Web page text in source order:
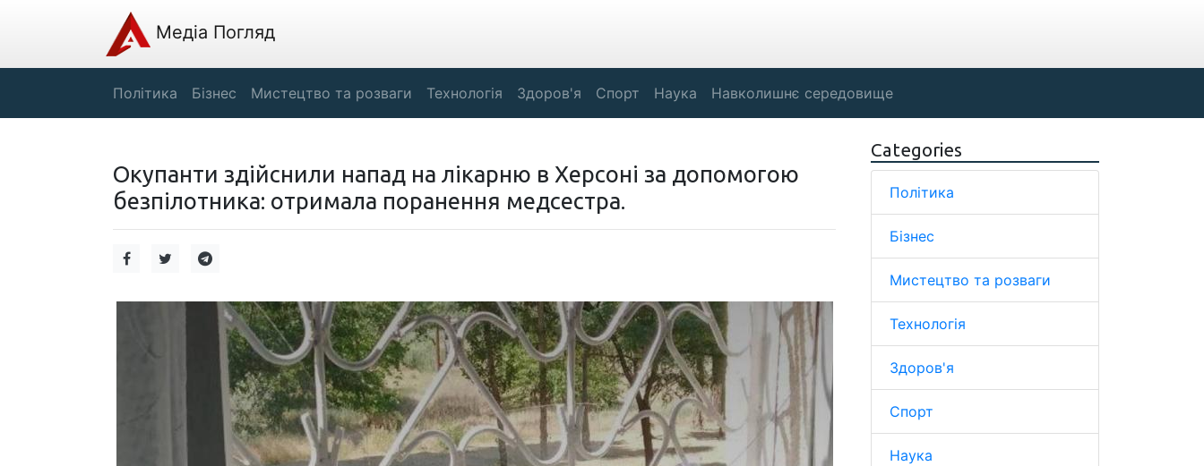
Медіа Погляд
Політика Бізнес Мистецтво та розваги Технологія Здоров'я Спорт Наука Навколишнє середовище
Окупанти здійснили напад на лікарню в Херсоні за допомогою
безпілотника: отримала поранення медсестра.
Categories
Політика
Бізнес
Мистецтво та розваги
Технологія
Здоров'я
Спорт
Наука